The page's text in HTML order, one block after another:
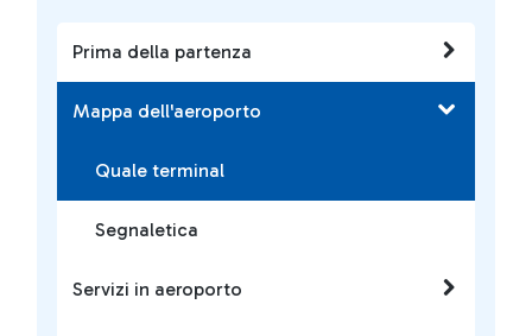
Prima della partenza
Mappa dell'aeroporto
Quale terminal
Segnaletica
Servizi in aeroporto